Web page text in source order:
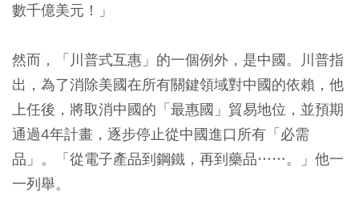
數千億美元！」
然而，「川普式互惠」的一個例外，是中國。川普指
出，為了消除美國在所有關鍵領域對中國的依賴，他
上任後，將取消中國的「最惠國」貿易地位，並預期
通過4年計畫，逐步停止從中國進口所有「必需
品」。「從電子產品到鋼鐵，再到藥品……。」他一
一列舉。